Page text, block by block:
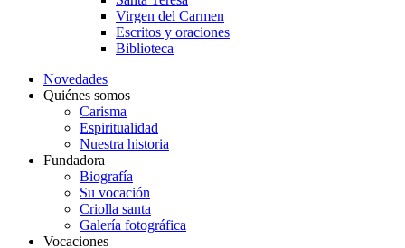
Virgen del Carmen
Escritos y oraciones
Biblioteca
Novedades
Quiénes somos
Carisma
Espiritualidad
Nuestra historia
Fundadora
Biografía
Su vocación
Criolla santa
Galería fotográfica
Vocaciones